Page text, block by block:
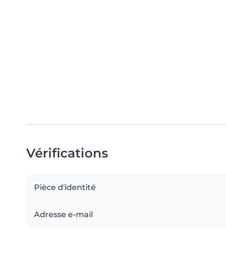
Vérifications
Pièce d'identité
Adresse e-mail